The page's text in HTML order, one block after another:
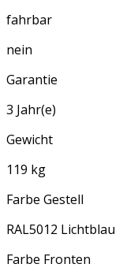
fahrbar
nein
Garantie
3 Jahr(e)
Gewicht
119 kg
Farbe Gestell
RAL5012 Lichtblau
Farbe Fronten